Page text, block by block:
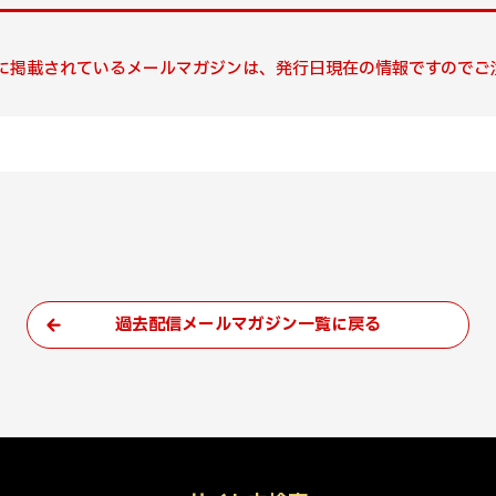
掲載されているメールマガジンは、発行日現在の情報ですのでご
過去配信メールマガジン一覧に戻る